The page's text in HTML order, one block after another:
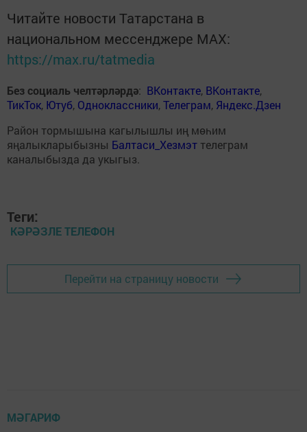
Читайте новости Татарстана в
национальном мессенджере MАХ:
https://max.ru/tatmedia
Без социаль челтәрләрдә: ВКонтакте, ВКонтакте,
ТикТок, Ютуб, Одноклассники,Телеграм, Яндекс.Дзен
Район тормышына кагылышлы иң мөһим
яңалыкларыбызны Балтаси_Хезмэт телеграм
каналыбызда да укыгыз.
Теги:
КӘРӘЗЛЕ ТЕЛЕФОН
Перейти на страницу новости
МӘГАРИФ